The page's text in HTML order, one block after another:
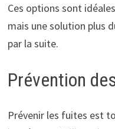
Ces options sont
mais une solution plus
par la suite.
Prévention
Prévenir les fuites est